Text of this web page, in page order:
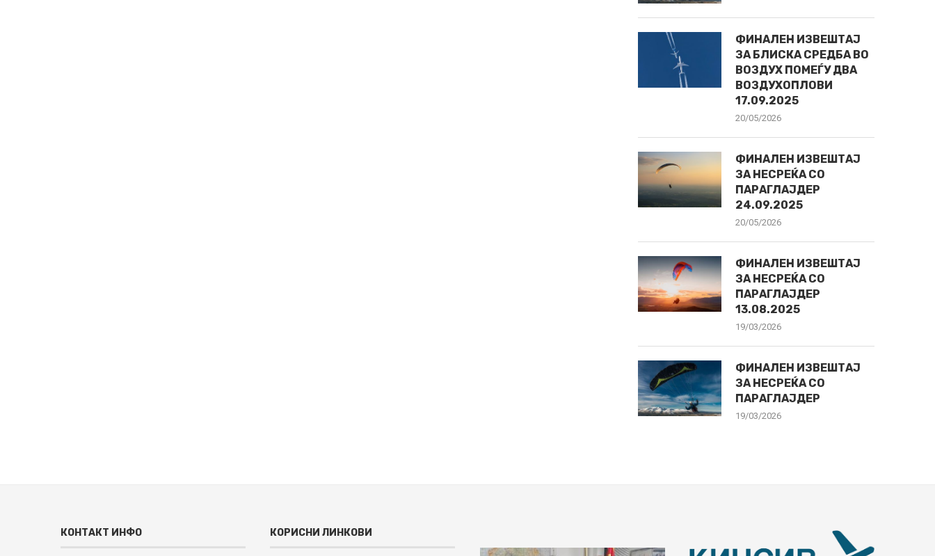
ФИНАЛЕН ИЗВЕШТАЈ
ЗА БЛИСКА СРЕДБА ВО
ВОЗДУХ ПОМЕЃУ ДВА
ВОЗДУХОПЛОВИ
17.09.2025
20/05/2026
ФИНАЛЕН ИЗВЕШТАЈ
ЗА НЕСРЕЌА СО
ПАРАГЛАЈДЕР
24.09.2025
20/05/2026
ФИНАЛЕН ИЗВЕШТАЈ
ЗА НЕСРЕЌА СО
ПАРАГЛАЈДЕР
13.08.2025
19/03/2026
ФИНАЛЕН ИЗВЕШТАЈ
ЗА НЕСРЕЌА СО
ПАРАГЛАЈДЕР
19/03/2026
КОНТАКТ ИНФО КОРИСНИ ЛИНКОВИ